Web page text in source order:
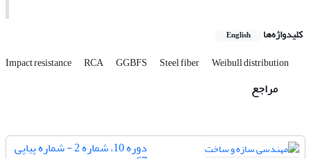
کلیدواژه‌ها English
Impact resistance RCA GGBFS Steel fiber Weibull distribution
مراجع
دوره 10، شماره 2 - شماره پیاپی